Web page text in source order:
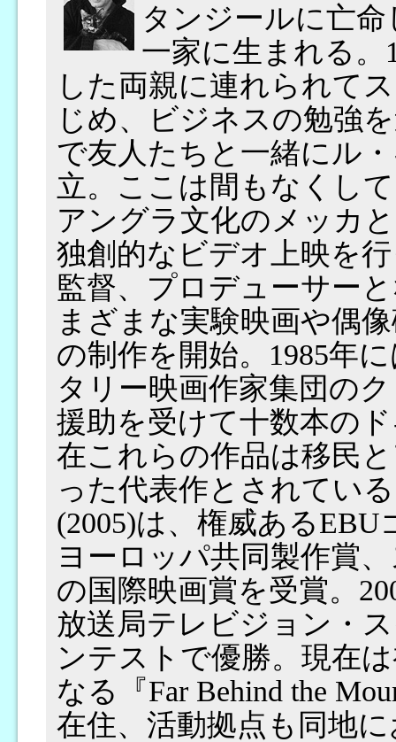
タンジールに亡
一家に生まれる。
した両親に連れられて
じめ、ビジネスの勉強
で友人たちと一緒にル
立。ここは間もなくし
アングラ文化のメッカ
独創的なビデオ上映を
監督、プロデューサー
まざまな実験映画や偶
の制作を開始。1985年
タリー映画作家集団の
援助を受けて十数本の
在これらの作品は移民
った代表作とされてい
(2005)は、権威ある
ヨーロッパ共同製作賞
の国際映画賞を受賞。
放送局テレビジョン・
ンテストで優勝。現在
なる『Far Behind the
在住、活動拠点も同地